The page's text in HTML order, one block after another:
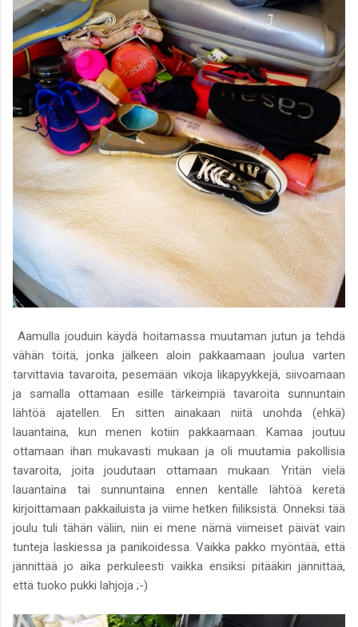
Aamulla jouduin käydä hoitamassa muutaman jutun ja tehdä
vähän töitä, jonka jälkeen aloin pakkaamaan joulua varten
tarvittavia tavaroita, pesemään vikoja likapyykkejä, siivoamaan
ja samalla ottamaan esille tärkeimpiä tavaroita sunnuntain
lähtöä ajatellen. En sitten ainakaan niitä unohda (ehkä)
lauantaina, kun menen kotiin pakkaamaan. Kamaa joutuu
ottamaan ihan mukavasti mukaan ja oli muutamia pakollisia
tavaroita, joita joudutaan ottamaan mukaan. Yritän vielä
lauantaina tai sunnuntaina ennen kentälle lähtöä keretä
kirjoittamaan pakkailuista ja viime hetken fiiliksistä. Onneksi tää
joulu tuli tähän väliin, niin ei mene nämä viimeiset päivät vain
tunteja laskiessa ja panikoidessa. Vaikka pakko myöntää, että
jännittää jo aika perkuleesti vaikka ensiksi pitääkin jännittää,
että tuoko pukki lahjoja ;-)